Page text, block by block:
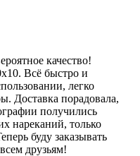
качество!
Всё быстро и
легко
Доставка порадовала,
получились
нареканий, только
буду заказывать
друзьям!